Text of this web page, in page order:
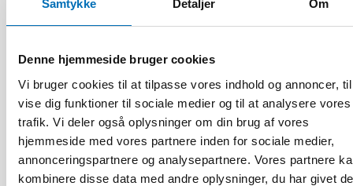
Samtykke Detaljer Om
Denne hjemmeside bruger cookies
Vi bruger cookies til at tilpasse vores indhold og annoncer,
vise dig funktioner til sociale medier og til at analysere vores
trafik. Vi deler også oplysninger om din brug af vores
hjemmeside med vores partnere inden for sociale medier,
annonceringspartnere og analysepartnere. Vores partnere
kombinere disse data med andre oplysninger, du har givet